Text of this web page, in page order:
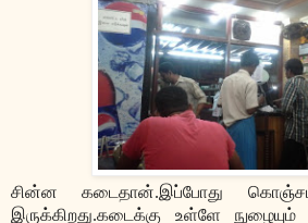
சின்ன கடைதான்.இப்போது கொஞ்சம்
இருக்கிறது.கடைக்கு உள்ளே